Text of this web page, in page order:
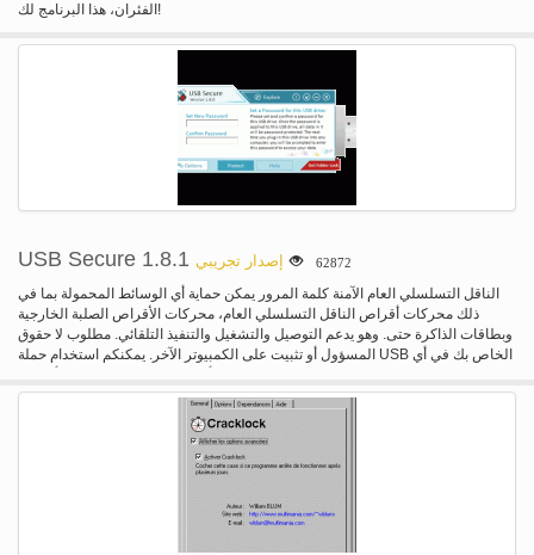
الفئران، هذا البرنامج لك!
USB Secure 1.8.1 إصدار تجريبي 62872
الناقل التسلسلي العام الآمنة كلمة المرور يمكن حماية أي الوسائط المحمولة بما في
ذلك محركات أقراص الناقل التسلسلي العام، محركات الأقراص الصلبة الخارجية
وبطاقات الذاكرة حتى. وهو يدعم التوصيل والتشغيل والتنفيذ التلقائي. مطلوب لا حقوق
المسؤول أو تثبيت على الكمبيوتر الآخر. يمكنكم استخدام حملة USB الخاص بك في أي
أو المفقودة. الناقل التسلسلي العام الآمنة برنامج كبير للناس حفظ البيانات الخاصة
على الأجهزة المحمولة عند السفر.